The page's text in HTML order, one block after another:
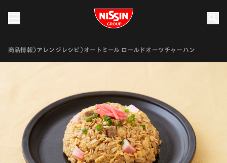
Nissin Group
商品情報 アレンジレシピ オートミール ロールドオーツチャーハン